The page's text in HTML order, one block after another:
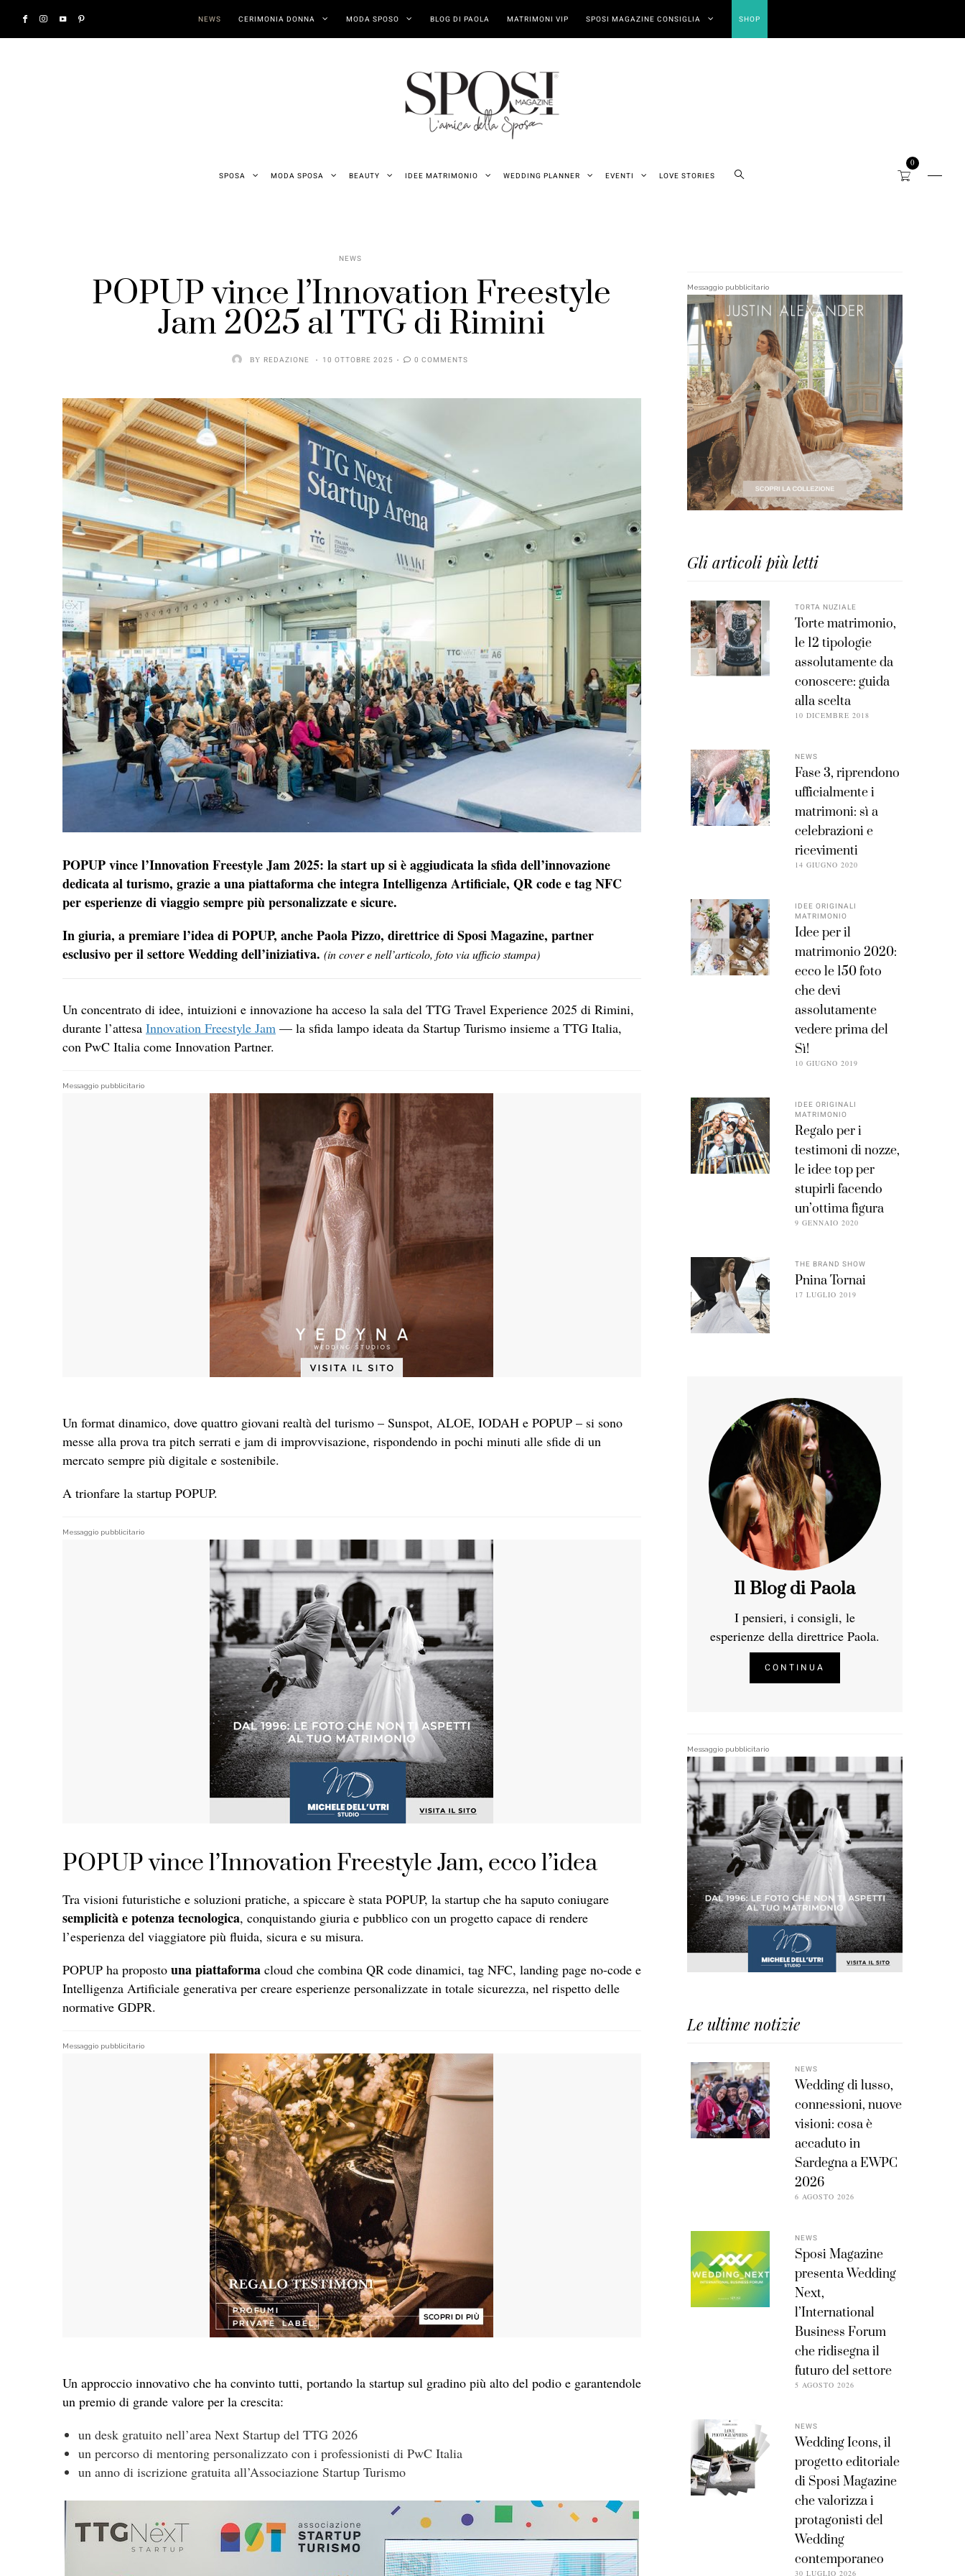
NEWS CERIMONIA DONNA MODA SPOSO BLOG DI PAOLA MATRIMONI VIP SPOSI MAGAZINE CONSIGLIA SHOP
SPOSA MODA SPOSA BEAUTY IDEE MATRIMONIO WEDDING PLANNER EVENTI LOVE STORIES
0
NEWS
POPUP vince l’Innovation Freestyle
Jam 2025 al TTG di Rimini
BY REDAZIONE 10 OTTOBRE 2025 0 COMMENTS
POPUP vince l’Innovation Freestyle Jam 2025: la start up si è aggiudicata la sfida dell’innovazione
dedicata al turismo, grazie a una piattaforma che integra Intelligenza Artificiale, QR code e tag NFC
per esperienze di viaggio sempre più personalizzate e sicure.
In giuria, a premiare l’idea di POPUP, anche Paola Pizzo, direttrice di Sposi Magazine, partner
esclusivo per il settore Wedding dell’iniziativa. (in cover e nell’articolo, foto via ufficio stampa)
Un concentrato di idee, intuizioni e innovazione ha acceso la sala del TTG Travel Experience 2025 di Rimini,
durante l’attesa Innovation Freestyle Jam — la sfida lampo ideata da Startup Turismo insieme a TTG Italia,
con PwC Italia come Innovation Partner.
Messaggio pubblicitario
Un format dinamico, dove quattro giovani realtà del turismo – Sunspot, ALOE, IODAH e POPUP – si sono
messe alla prova tra pitch serrati e jam di improvvisazione, rispondendo in pochi minuti alle sfide di un
mercato sempre più digitale e sostenibile.
A trionfare la startup POPUP.
Messaggio pubblicitario
POPUP vince l’Innovation Freestyle Jam, ecco l’idea
Tra visioni futuristiche e soluzioni pratiche, a spiccare è stata POPUP, la startup che ha saputo coniugare
semplicità e potenza tecnologica, conquistando giuria e pubblico con un progetto capace di rendere
l’esperienza del viaggiatore più fluida, sicura e su misura.
POPUP ha proposto una piattaforma cloud che combina QR code dinamici, tag NFC, landing page no-code e
Intelligenza Artificiale generativa per creare esperienze personalizzate in totale sicurezza, nel rispetto delle
normative GDPR.
Messaggio pubblicitario
Un approccio innovativo che ha convinto tutti, portando la startup sul gradino più alto del podio e garantendole
un premio di grande valore per la crescita:
un desk gratuito nell’area Next Startup del TTG 2026
un percorso di mentoring personalizzato con i professionisti di PwC Italia
un anno di iscrizione gratuita all’Associazione Startup Turismo
Messaggio pubblicitario
Gli articoli più letti
TORTA NUZIALE
Torte matrimonio,
le 12 tipologie
assolutamente da
conoscere: guida
alla scelta
10 DICEMBRE 2018
NEWS
Fase 3, riprendono
ufficialmente i
matrimoni: sì a
celebrazioni e
ricevimenti
14 GIUGNO 2020
IDEE ORIGINALI
MATRIMONIO
Idee per il
matrimonio 2020:
ecco le 150 foto
che devi
assolutamente
vedere prima del
Sì!
10 GIUGNO 2019
IDEE ORIGINALI
MATRIMONIO
Regalo per i
testimoni di nozze,
le idee top per
stupirli facendo
un’ottima figura
9 GENNAIO 2020
THE BRAND SHOW
Pnina Tornai
17 LUGLIO 2019
Il Blog di Paola
I pensieri, i consigli, le
esperienze della direttrice Paola.
CONTINUA
Messaggio pubblicitario
Le ultime notizie
NEWS
Wedding di lusso,
connessioni, nuove
visioni: cosa è
accaduto in
Sardegna a EWPC
2026
6 AGOSTO 2026
NEWS
Sposi Magazine
presenta Wedding
Next,
l’International
Business Forum
che ridisegna il
futuro del settore
5 AGOSTO 2026
NEWS
Wedding Icons, il
progetto editoriale
di Sposi Magazine
che valorizza i
protagonisti del
Wedding
contemporaneo
30 LUGLIO 2026